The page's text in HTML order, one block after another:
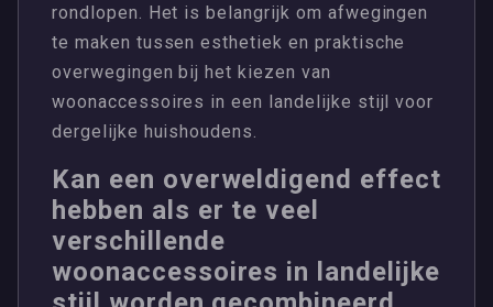
rondlopen. Het is belangrijk om afwegingen
te maken tussen esthetiek en praktische
overwegingen bij het kiezen van
woonaccessoires in een landelijke stijl voor
dergelijke huishoudens.
Kan een overweldigend effect
hebben als er te veel
verschillende
woonaccessoires in landelijke